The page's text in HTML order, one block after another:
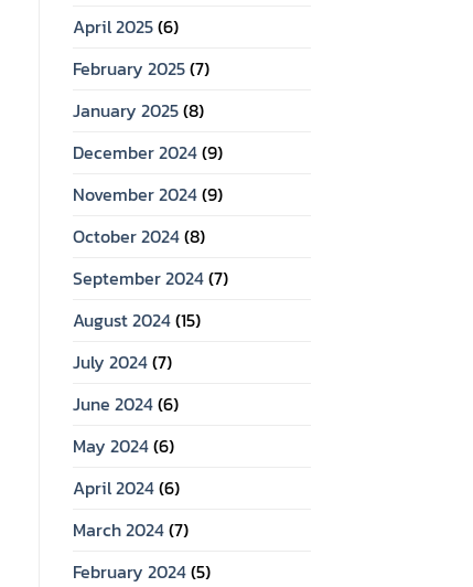
April 2025(6)
February 2025(7)
January 2025(8)
December 2024(9)
November 2024(9)
October 2024(8)
September 2024(7)
August 2024(15)
July 2024(7)
June 2024(6)
May 2024(6)
April 2024(6)
March 2024(7)
February 2024(5)